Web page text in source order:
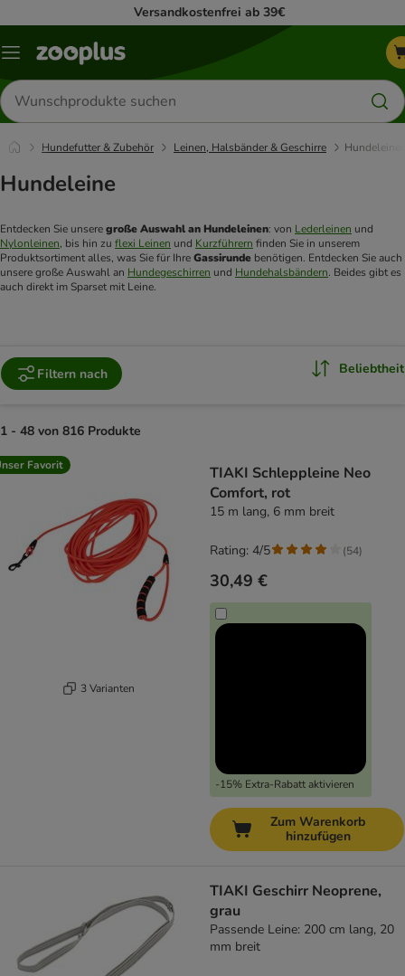
Versandkostenfrei ab 39€
Menü
Produkte
suchen
Hundefutter & Zubehör Leinen, Halsbänder & Geschirre
Hundeleine
Entdecken Sie unsere große Auswahl an Hundeleinen: von Lederleinen
Nylonleinen, bis hin zu flexi Leinen und Kurzführern finden Sie in unserem
Produktsortiment alles, was Sie für Ihre Gassirunde benötigen. Entdecken Sie auch
unsere große Auswahl an Hundegeschirren und Hundehalsbändern. Beides gibt es
auch direkt im Sparset mit Leine.
Filtern nach Beliebtheit
1 - 48 von 816 Produkte
product items have been changed
Favorit
3 Varianten
TIAKI Schleppleine Neo
Comfort, rot
15 m lang, 6 mm breit
30,49 €
-15% Extra-Rabatt aktivieren
Rating: 4/5 (54)
Zum Warenkorb
hinzufügen
TIAKI Geschirr Neoprene,
grau
Passende Leine: 200 cm lang, 20
mm breit